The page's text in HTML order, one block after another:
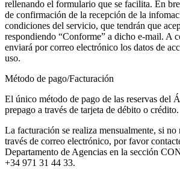
rellenando el formulario que se facilita. En
de confirmación de la recepción de la
condiciones del servicio, que tendrán que
respondiendo “Conforme” a dicho e-mail. A
enviará por correo electrónico los datos de
uso.
Método de pago/Facturación
El único método de pago de las reservas del
prepago a través de tarjeta de débito o crédito.
La facturación se realiza mensualmente, si no
través de correo electrónico, por favor
Departamento de Agencias en la sección
+34 971 31 44 33.